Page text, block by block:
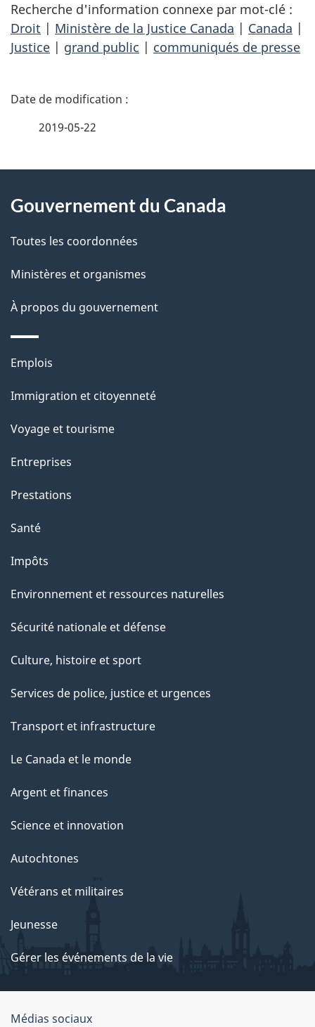
Recherche d'information connexe par mot-clé :
Droit | Ministère de la Justice Canada | Canada |
Justice | grand public | communiqués de presse
D
i
l
s
d
e
l
a
p
a
g
e
2019-05-22
propos
de
ce
site
Gouvernement du Canada
Toutes les coordonnées
Ministères et organismes
À propos du gouvernement
Thèmes
sujets
Emplois
Immigration et citoyenneté
Voyage et tourisme
Entreprises
Prestations
Santé
Impôts
Environnement et ressources naturelles
Sécurité nationale et défense
Culture, histoire et sport
Services de police, justice et urgences
Transport et infrastructure
Le Canada et le monde
Argent et finances
Science et innovation
Autochtones
Vétérans et militaires
Jeunesse
Gérer les événements de la vie
Organisation
Médias sociaux